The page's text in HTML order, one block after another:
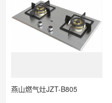
燕山燃气灶JZT-B805